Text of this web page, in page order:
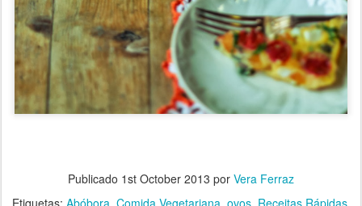
Publicado 1st October 2013 por Vera Ferraz
Etiquetas: Abóbora Comida Vegetariana ovos Receitas Rápidas